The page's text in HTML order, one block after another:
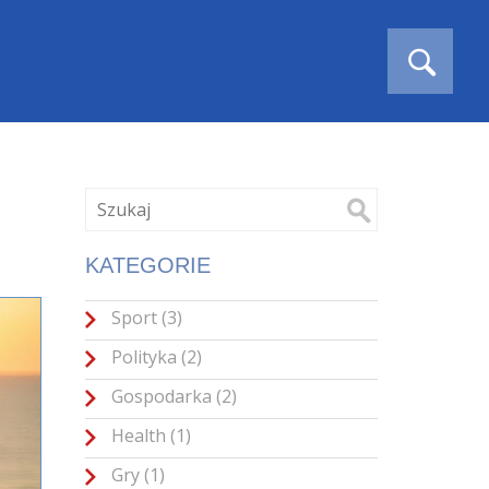
KATEGORIE
Sport(3)
Polityka(2)
Gospodarka(2)
Health(1)
Gry(1)